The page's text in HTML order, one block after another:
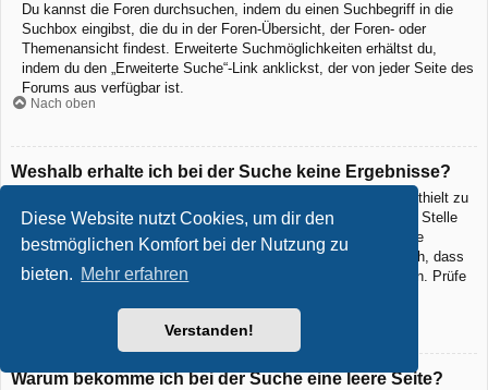
Diese Website nutzt Cookies, um dir den
bestmöglichen Komfort bei der Nutzung zu
bieten. Mehr erfahren
Verstanden!
Du kannst die Foren durchsuchen, indem du einen Suchbegriff in die
Suchbox eingibst, die du in der Foren-Übersicht, der Foren- oder
Themenansicht findest. Erweiterte Suchmöglichkeiten erhältst du,
indem du den „Erweiterte Suche“-Link anklickst, der von jeder Seite des
Forums aus verfügbar ist.
Nach oben
Weshalb erhalte ich bei der Suche keine Ergebnisse?
Deine Suche war möglicherweise zu allgemein gehalten und enthielt zu
viele gängige Wörter, welche von phpBB nicht indiziert werden. Stelle
eine spezifischere Anfrage und benutze die Optionen, die dir die
erweiterte Suche bietet. Außerdem ist es natürlich auch möglich, dass
dein(e) Suchbegriff(e) hier nirgends im Forum verwendet wurden. Prüfe
Warum bekomme ich bei der Suche eine leere Seite?